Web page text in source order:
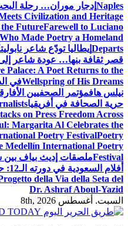
Naples إدجار موران… رحلة
Civilization and Heritage
the FutureFarewell to Luciano
Made Poetry a Homeland
Departs إيطاليا تودّع شاعر نابولي
قصر ثقافة بنها… عودة شاعر
Palace: A Poet Returns to the
Wellspring of His Dreamsفي
نيلس هافمؤتمر الصحفيين
حرية الصحافة في أفريقيا
on Press Freedom Across
Margarita Al Celebrates the
Poetry FestivalPoetry
Medellín International Poetry
Festivalملصقات إديث بياف
أفلام السعودية في دورته الـ12: حضورٌ عالمي ونجاحٌ يحتذى به
della Via della Seta del
Dr. Ashraf Aboul-Yazid
السبت. أغسطس 8th, 2026